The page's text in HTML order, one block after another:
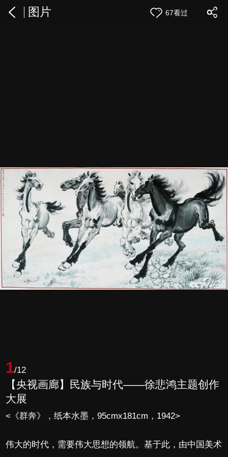
图片 67看过
1/12
【央视画廊】民族与时代——徐悲鸿主题创作
大展
<《群奔》，纸本水墨，95cmx181cm，1942>
伟大的时代，需要伟大思想的领航。基于此，由中国美术